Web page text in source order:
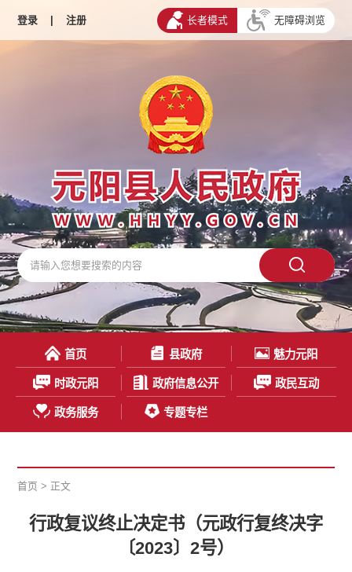
登录 | 注册 长者模式 无障碍浏览
首页 县政府 魅力元阳
时政元阳 政府信息公开 政民互动
政务服务 专题专栏
首页 > 正文
行政复议终止决定书（元政行复终决字
〔2023〕2号）